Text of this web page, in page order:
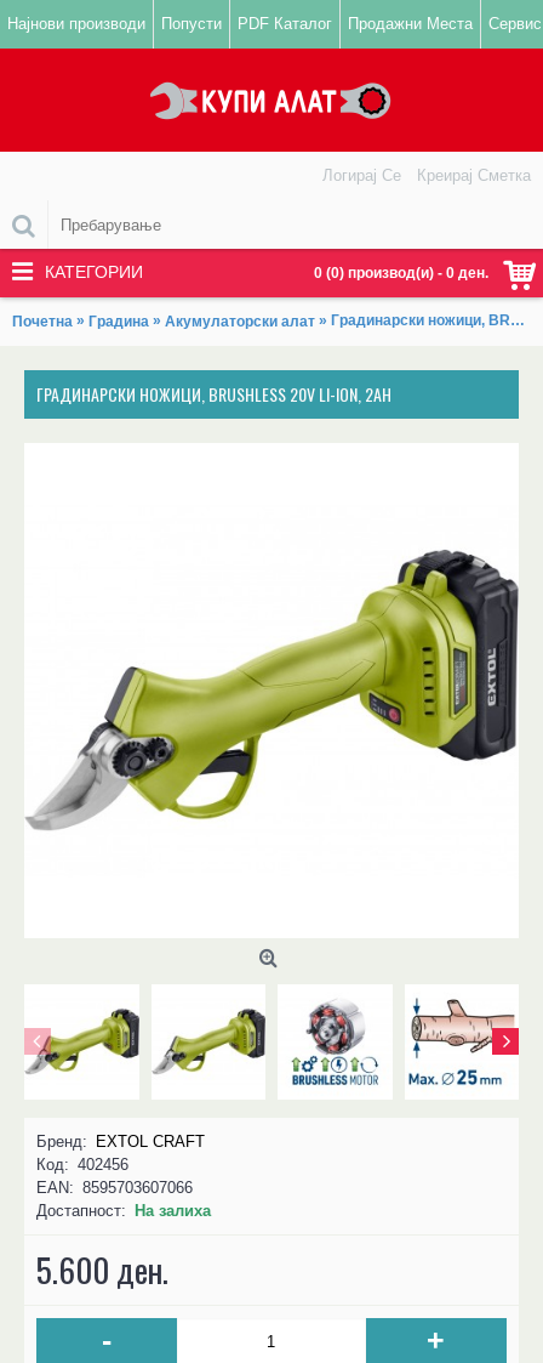
Најнови производи Попусти PDF Каталог Продажни Места Сервис
0 (0) производ(и) - 0 ден.
Логирај Се Креирај Сметка
КАТЕГОРИИ
Почетна » Градина » Акумулаторски алат » Градинарски ножици, BRUSHLESS 20V Li-ion, 2Ah
ГРАДИНАРСКИ НОЖИЦИ, BRUSHLESS 20V LI-ION, 2AH
Бренд: EXTOL CRAFT
Код: 402456
EAN: 8595703607066
Достапност: На залиха
5.600 ден.
- +